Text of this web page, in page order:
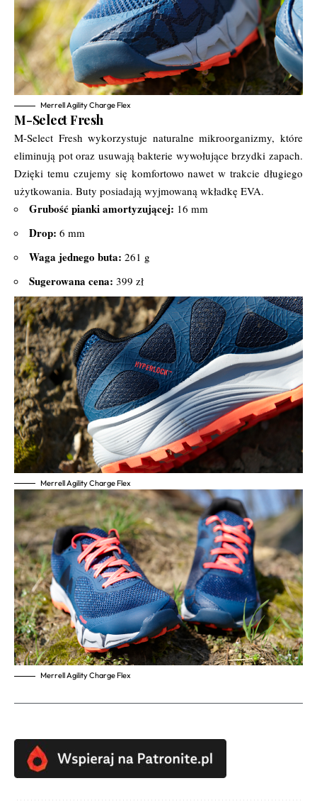
Merrell Agility Charge Flex
M-Select Fresh
M-Select Fresh wykorzystuje naturalne mikroorganizmy, które
eliminują pot oraz usuwają bakterie wywołujące brzydki zapach.
Dzięki temu czujemy się komfortowo nawet w trakcie długiego
użytkowania. Buty posiadają wyjmowaną wkładkę EVA.
Grubość pianki amortyzującej: 16 mm
Drop: 6 mm
Waga jednego buta: 261 g
Sugerowana cena: 399 zł
Merrell Agility Charge Flex
Merrell Agility Charge Flex